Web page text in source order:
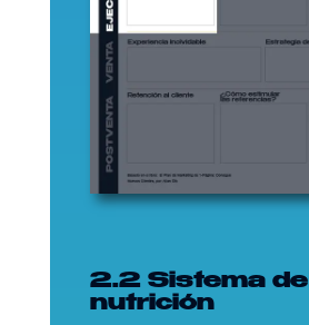
2.2 Sistema de
nutrición